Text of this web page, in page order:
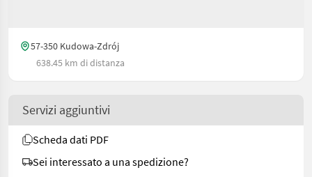
57-350 Kudowa-Zdrój
638.45 km di distanza
Servizi aggiuntivi
Scheda dati PDF
Sei interessato a una spedizione?